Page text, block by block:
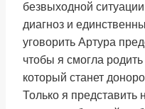
безвыходной
диагноз и
уговорить Артура
чтобы я смогла
который станет
Только я представить